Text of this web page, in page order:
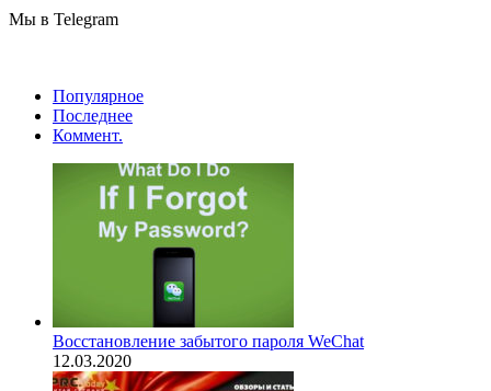
Мы в Telegram
Популярное
Последнее
Коммент.
Восстановление забытого пароля WeChat
12.03.2020